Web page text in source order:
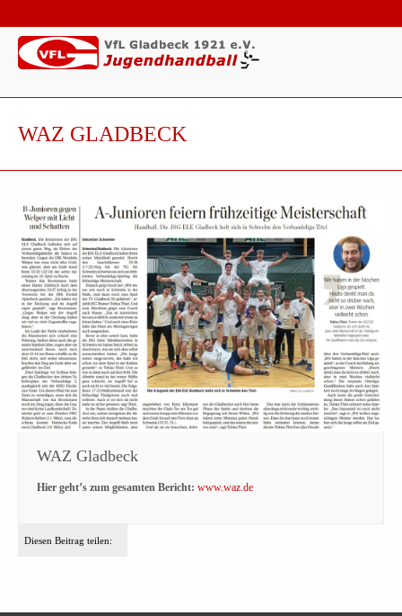
WAZ GLADBECK
WAZ Gladbeck
Hier geht’s zum gesamten Bericht: www.waz.de
Diesen Beitrag teilen: